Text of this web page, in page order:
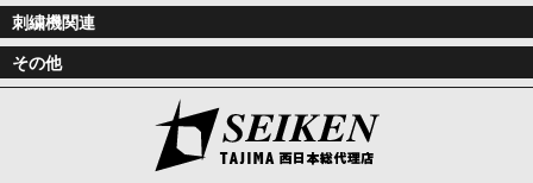
刺繍機関連
その他